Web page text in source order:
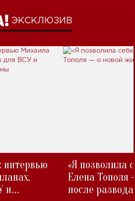
ЭКСКЛЮЗИВ
интервью
и
«Я позволила
Елена Тополя
после развода